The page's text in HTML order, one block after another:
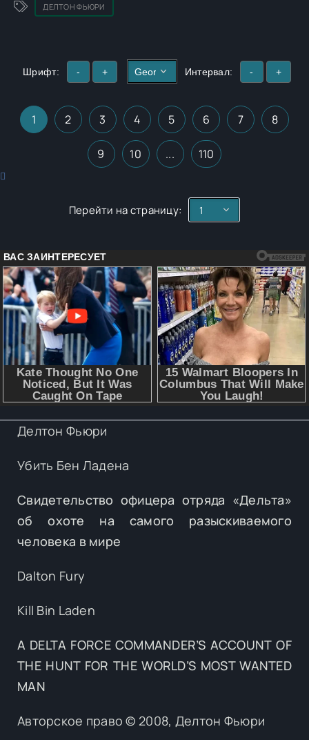
ДЕЛТОН ФЬЮРИ
Шрифт: - + Интервал: - +
1 2 3 4 5 6 7 8
9 10 ... 110
Перейти на страницу:
Делтон Фьюри
Убить Бен Ладена
Свидетельство офицера отряда «Дельта»
об охоте на самого разыскиваемого
человека в мире
Dalton Fury
Kill Bin Laden
A DELTA FORCE COMMANDER’S ACCOUNT OF
THE HUNT FOR THE WORLD’S MOST WANTED
MAN
Авторское право © 2008, Делтон Фьюри